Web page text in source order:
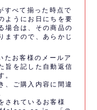
すべて揃った時点で
ようにお日にちを要
場合は、その商品の
ますので、あらかじ
たお客様のメールア
旨を記した自動返信
、ご購入内容に間違
されているお客様